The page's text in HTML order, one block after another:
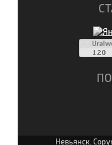
Невьянск.